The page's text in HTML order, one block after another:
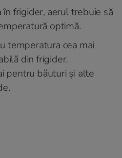
în frigider, aerul trebuie să
optimă.
temperatura cea mai
din frigider.
pentru băuturi și alte